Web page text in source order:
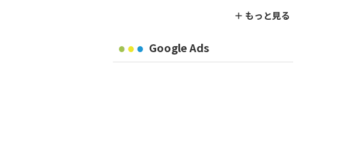
＋ もっと見る
Google Ads